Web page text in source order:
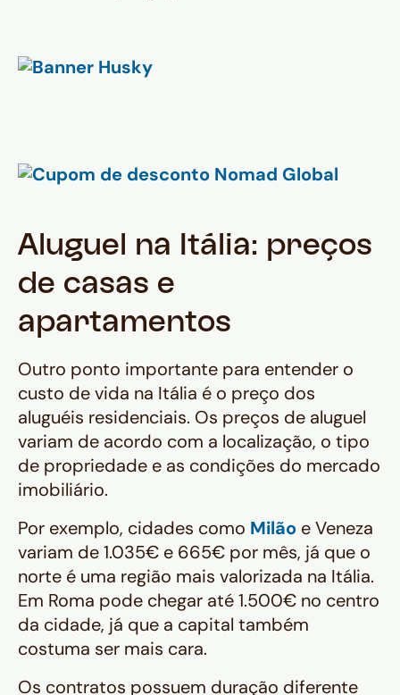
Aluguel na Itália: preços
de casas e
apartamentos
Outro ponto importante para entender o
custo de vida na Itália é o preço dos
aluguéis residenciais. Os preços de aluguel
variam de acordo com a localização, o tipo
de propriedade e as condições do mercado
imobiliário.
Por exemplo, cidades como Milão e Veneza
variam de 1.035€ e 665€ por mês, já que o
norte é uma região mais valorizada na Itália.
Em Roma pode chegar até 1.500€ no centro
da cidade, já que a capital também
costuma ser mais cara.
Os contratos possuem duração diferente